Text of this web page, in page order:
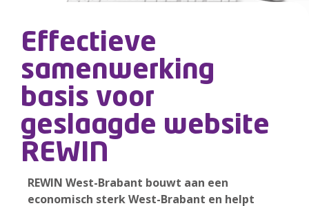
Effectieve
samenwerking
basis voor
geslaagde website
REWIN
REWIN West-Brabant bouwt aan een
economisch sterk West-Brabant en helpt